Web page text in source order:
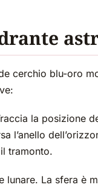
cerchio blu-oro
la posizione
l’anello
tramonto.
lunare. La sfera è